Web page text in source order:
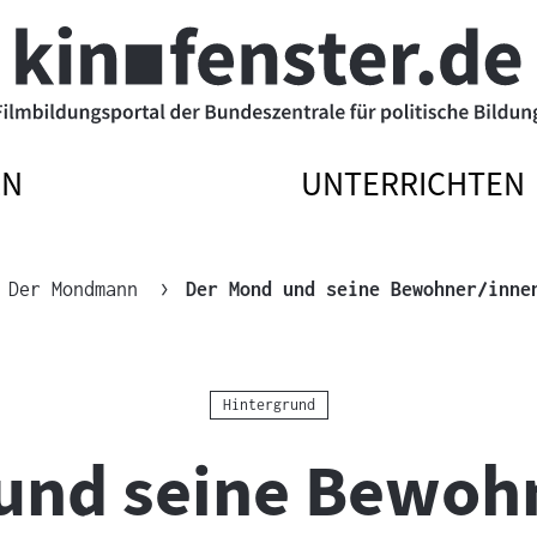
UNTERRICHTEN
Der Mondmann Der Mond und seine Bewohner/
Kategorie:
Hintergrund
seine